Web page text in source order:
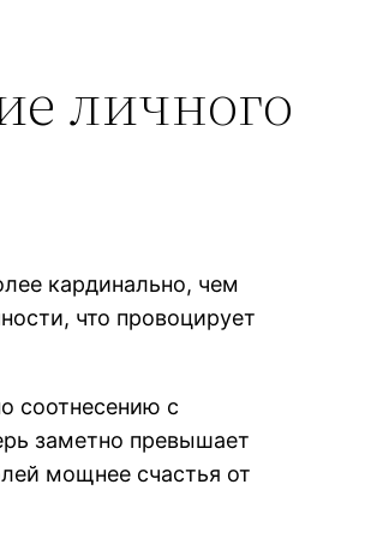
личного
кардинально, чем
что провоцирует
соотнесению с
заметно превышает
мощнее счастья от